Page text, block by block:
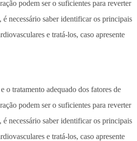
o tratamento adequado dos fatores de
podem ser o suficientes para reverter
é necessário saber identificar os principais
e tratá-los, caso apresente